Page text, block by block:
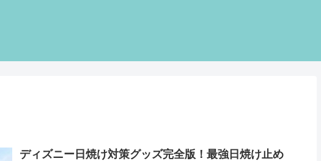
ディズニー日焼け対策グッズ完全版！最強日焼け止め